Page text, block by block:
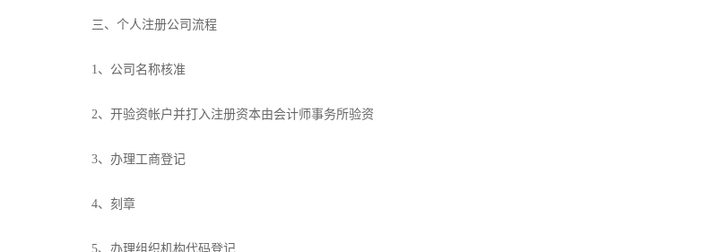
三、个人注册公司流程
1、公司名称核准
2、开验资帐户并打入注册资本由会计师事务所验资
3、办理工商登记
4、刻章
5、办理组织机构代码登记